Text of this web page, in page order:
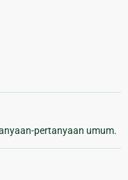
pertanyaan umum.